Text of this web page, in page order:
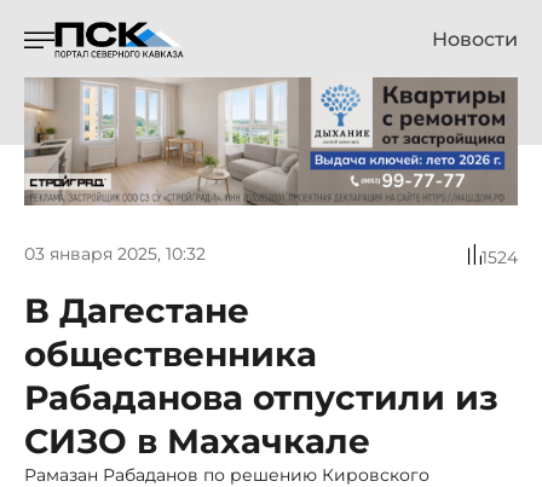
Новости
03 января 2025, 10:32 1524
В Дагестане
общественника
Рабаданова отпустили из
СИЗО в Махачкале
Рамазан Рабаданов по решению Кировского